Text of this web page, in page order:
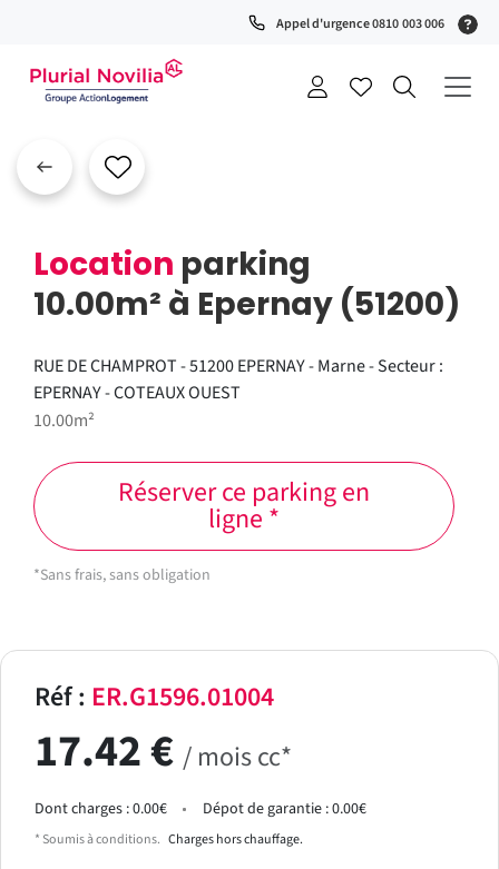
Appel d'urgence 0810 003 006
Location parking
10.00m² à Epernay (51200)
RUE DE CHAMPROT - 51200 EPERNAY - Marne - Secteur :
EPERNAY - COTEAUX OUEST
10.00m²
Réserver ce parking en
ligne *
*Sans frais, sans obligation
Réf : ER.G1596.01004
17.42 € / mois cc*
Dont charges : 0.00€ Dépot de garantie : 0.00€
* Soumis à conditions. Charges hors chauffage.
de
chat